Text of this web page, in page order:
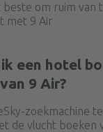
beste om ruim
met 9 Air
een hotel
9 Air?
zoekmachine
de vlucht boeken